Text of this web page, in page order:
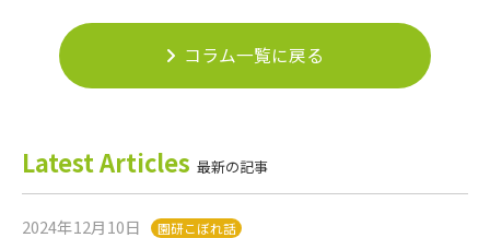
コラム一覧に戻る
Latest Articles 最新の記事
2024年12月10日 園研こぼれ話